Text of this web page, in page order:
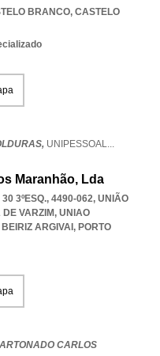
BRANCO, CASTELO
UNIPESSOAL...
Maranhão, Lda
3ºESQ., 4490-062, UNIÃO
VARZIM, UNIAO
ARGIVAI , PORTO
CARLOS